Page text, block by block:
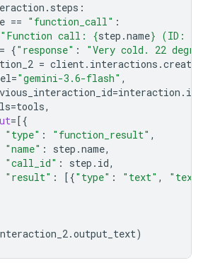
. steps :
== "function_call" :
"Function call: {step .name} (ID:
= {"response" :
"Very cold. 22
= client. interactions .create
="gemini-3.6-flash" ,
=interaction . id
=tools,
= [{
"type" : "function_result" ,
"name" : step .name,
"call_id" : step . id,
"result" : [{"type" : "text" ,
.output_text)